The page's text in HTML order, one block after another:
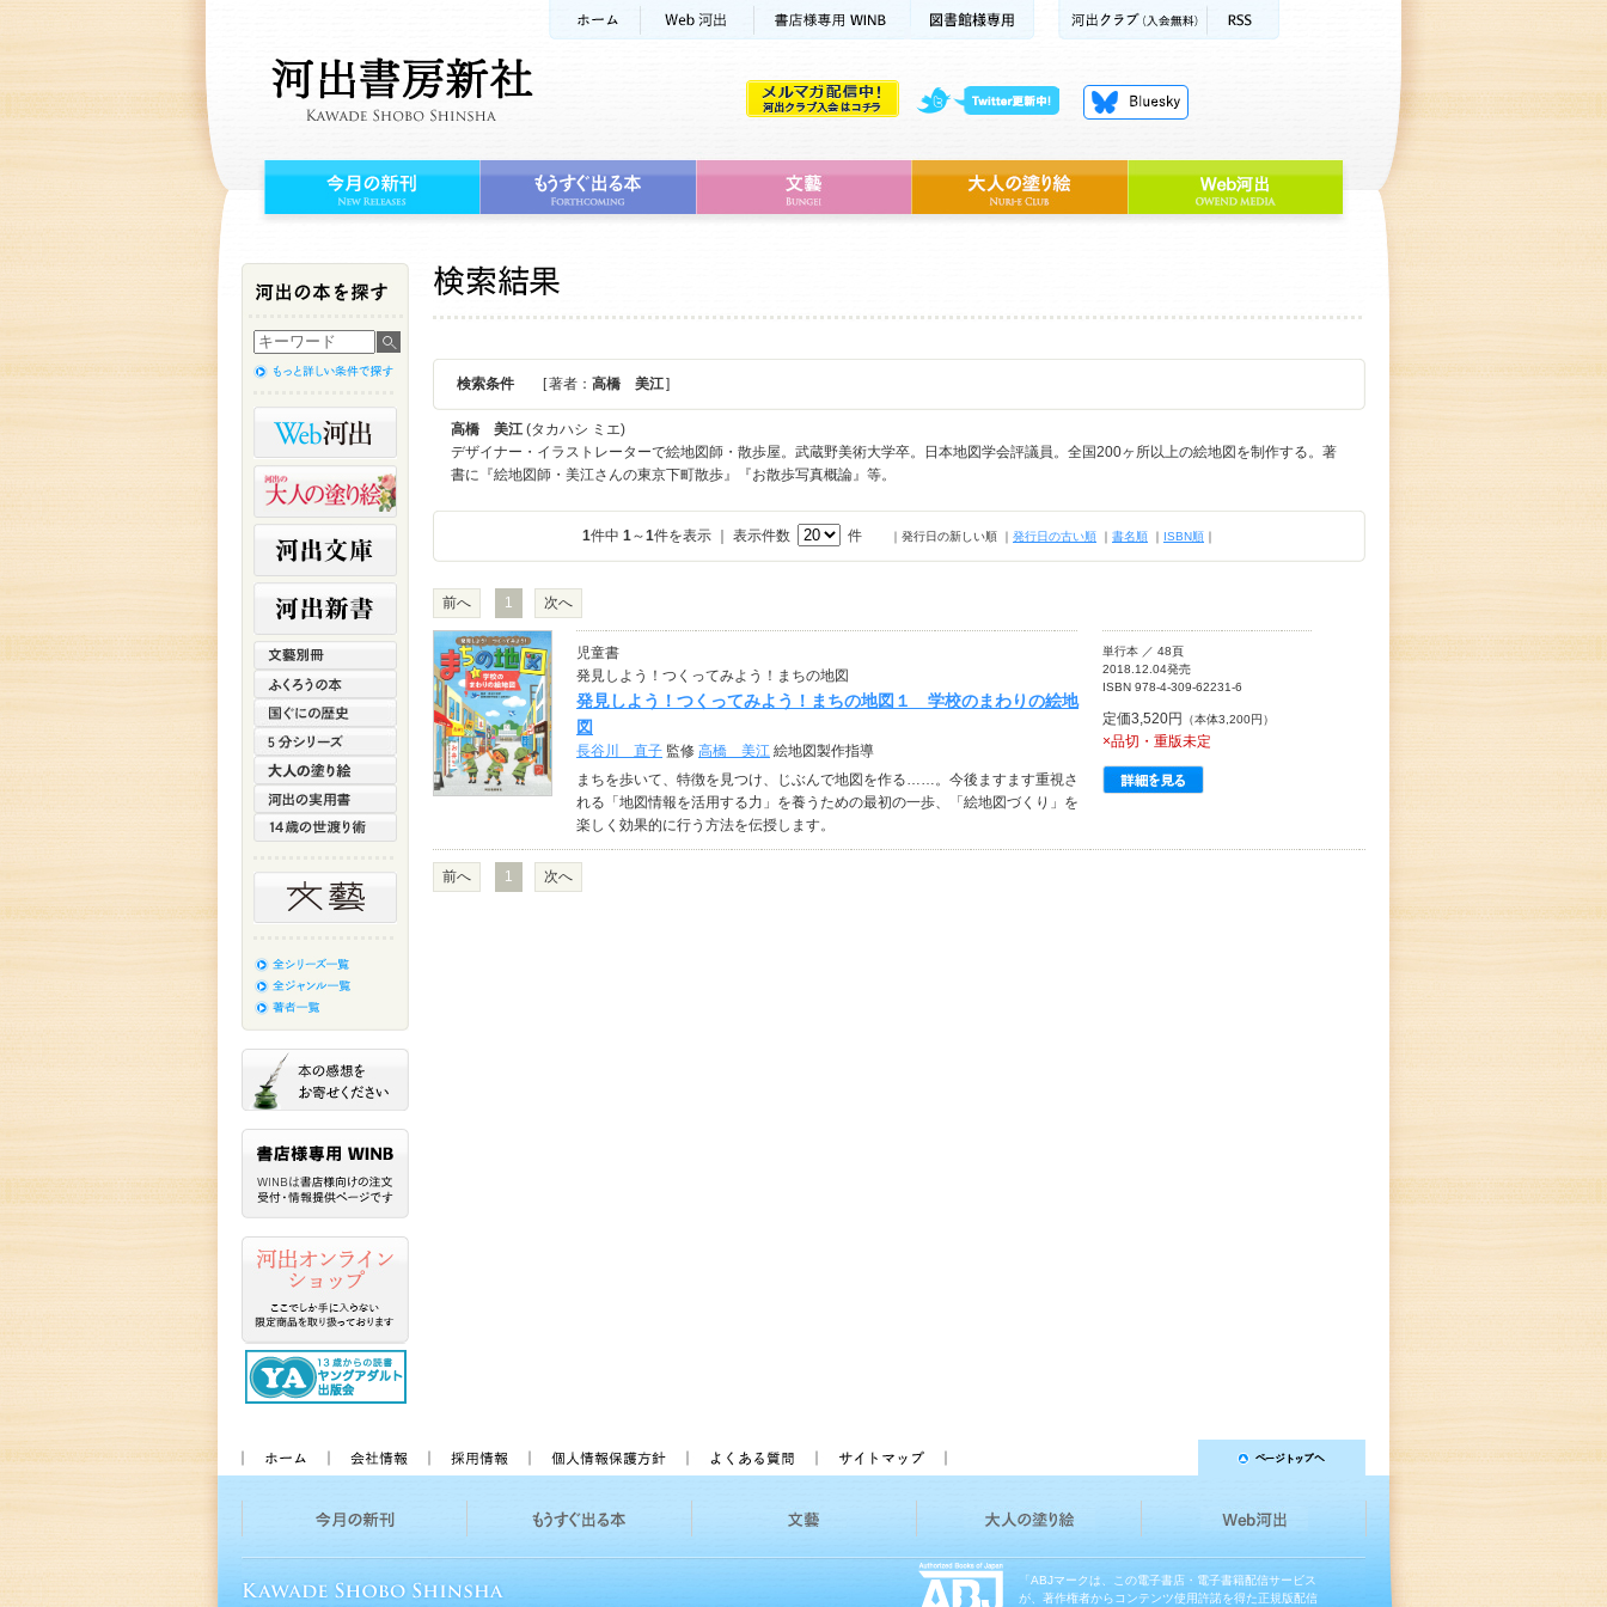
検索条件 [ 著者： 高橋 美江]
高橋 美江 (タカハシ ミエ)
デザイナー・イラストレーターで絵地図師・散歩屋。武蔵野美術大学卒。日本地図学会評議員。全国200ヶ所以上の絵地図を制作する。著
書に『絵地図師・美江さんの東京下町散歩』『お散歩写真概論』等。
1件中 1～1件を表示 ｜ 表示件数 件 ｜発行日の新しい順 ｜ 発行日の古い順 ｜ 書名順 ｜ ISBN順 ｜
前へ 1 次へ
児童書
発見しよう！つくってみよう！まちの地図
発見しよう！つくってみよう！まちの地図１ 学校のまわりの絵地
図
長谷川 直子 監修 高橋 美江 絵地図製作指導
まちを歩いて、特徴を見つけ、じぶんで地図を作る……。今後ますます重視さ
れる「地図情報を活用する力」を養うための最初の一歩、「絵地図づくり」を
楽しく効果的に行う方法を伝授します。
単行本 ／ 48頁
2018.12.04発売
ISBN 978-4-309-62231-6
定価3,520円 （本体3,200円）
×品切・重版未定
前へ 1 次へ
「ABJマークは、この電子書店・電子書籍配信サービス
が、著作権者からコンテンツ使用許諾を得た正規版配信